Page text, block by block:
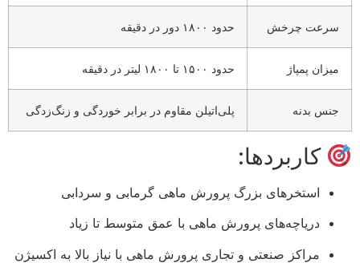
سرعت چرخش حدود ۱۸۰۰ دور در دقیقه
میزان پمپاژ حدود ۱۵۰۰ تا ۱۸۰۰ لیتر در دقیقه
جنس بدنه پلی‌اتیلن مقاوم در برابر خوردگی و زنگ‌زدگی
کاربردها:
استخرهای بزرگ پرورش ماهی گرمابی و سردابی
دریاچه‌های پرورش ماهی با عمق متوسط تا زیاد
مراکز صنعتی و تجاری پرورش ماهی با نیاز بالا به اکسیژن